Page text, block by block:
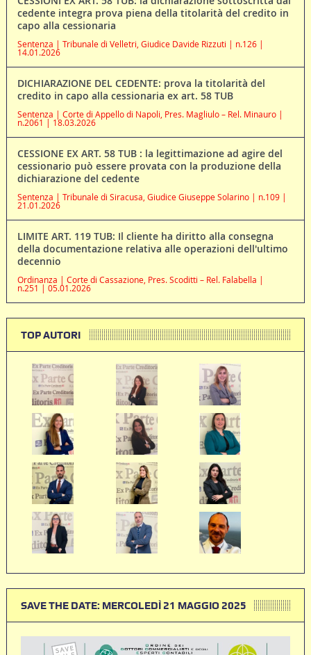
cedente integra prova piena della titolarità del credito in
capo alla cessionaria
Sentenza | Tribunale di Velletri, Giudice Davide Rizzuti | n.126 |
14.01.2026
DICHIARAZIONE DEL CEDENTE: prova la titolarità del
credito in capo alla cessionaria ex art. 58 TUB
Sentenza | Corte di Appello di Napoli, Pres. Magliulo – Rel. Minauro |
n.2061 | 18.03.2026
CESSIONE EX ART. 58 TUB : la legittimazione ad agire del
cessionario può essere provata con la produzione della
dichiarazione del cedente
Sentenza | Tribunale di Siracusa, Giudice Giuseppe Solarino | n.109 |
21.01.2026
LIMITE ART. 119 TUB: Il cliente ha diritto alla consegna
della documentazione relativa alle operazioni dell'ultimo
decennio
Ordinanza | Corte di Cassazione, Pres. Scoditti – Rel. Falabella |
n.251 | 05.01.2026
TOP AUTORI
SAVE THE DATE: MERCOLEDÌ 21 MAGGIO 2025